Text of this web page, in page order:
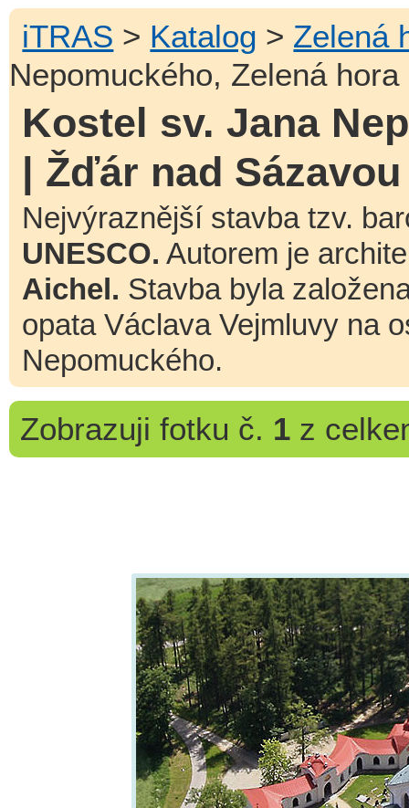
iTRAS > Katalog > Zelená
Nepomuckého, Zelená
Kostel sv. Jana
| Žďár nad Sázavou
Nejvýraznější stavba tzv.
UNESCO. Autorem je
Aichel. Stavba byla
opata Václava Vejmluvy na
Nepomuckého.
Zobrazuji fotku č. 1z